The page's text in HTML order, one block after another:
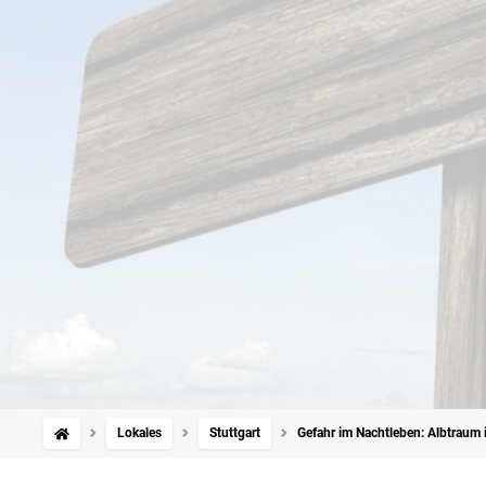
Lokales Stuttgart Gefahr im Nachtleben: